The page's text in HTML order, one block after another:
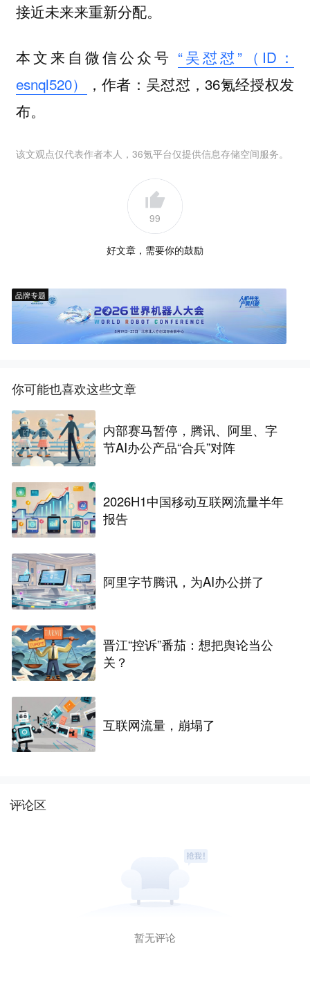
接近未来来重新分配。
本文来自微信公众号 “吴怼怼”（ID：
esnql520）
，作者：吴怼怼，36氪经授权发
布。
该文观点仅代表作者本人，36氪平台仅提供信息存储空间服务。
99
好文章，需要你的鼓励
品牌专题
你可能也喜欢这些文章
内部赛马暂停，腾讯、阿里、字
节AI办公产品“合兵”对阵
2026H1中国移动互联网流量半年
报告
阿里字节腾讯，为AI办公拼了
晋江“控诉”番茄：想把舆论当公
关？
互联网流量，崩塌了
评论区
暂无评论